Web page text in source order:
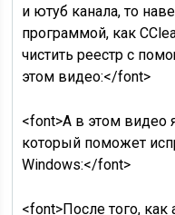
и ютуб канала, то
программой, как
чистить реестр с
этом видео:</font>
<font>А в этом видео
который поможет
Windows:</font>
<font>После того,